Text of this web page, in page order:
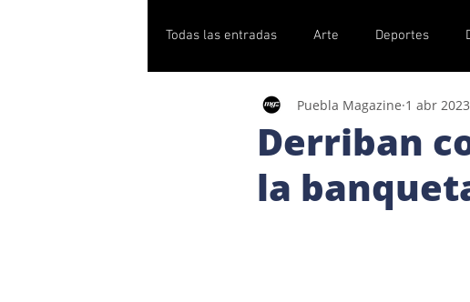
Todas las entradas Arte Deportes
Poblanas destacadas Pulso Político
Derriban
la
Puebla Magazine 1 abr 2023